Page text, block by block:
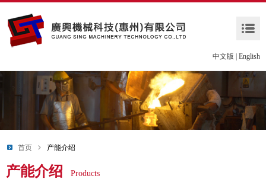
中文版 English
首页 产能介绍
产能介绍 Products